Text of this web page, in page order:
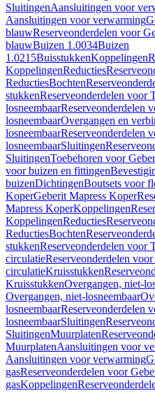
SluitingenAansluitingen voor
Aansluitingen voor verwarming
blauwReserveonderdelen voor
blauwBuizen 1.0034Buizen
1.0215BuisstukkenKoppelingen
KoppelingenReducties
ReductiesBochten
stukkenReserveonderdelen voor
losneembaarReserveonderdelen
losneembaarOvergangen en
losneembaarReserveonderdelen
losneembaarSluitingen
SluitingenToebehoren voor
voor buizen en fittingen
buizenDichtingenBoutsets voor
KoperGeberit Mapress Koper
Mapress KoperKoppelingen
KoppelingenReducties
ReductiesBochten
stukkenReserveonderdelen voor
circulatieReserveonderdelen
circulatieKruisstukken
KruisstukkenOvergangen, niet-
Overgangen, niet-losneembaar
losneembaarReserveonderdelen
losneembaarSluitingen
SluitingenMuurplaten
MuurplatenAansluitingen voor
Aansluitingen voor verwarming
gasReserveonderdelen voor
gasKoppelingen